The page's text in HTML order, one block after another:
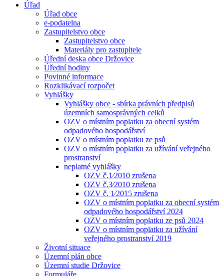
Úřad
Úřad obce
e-podatelna
Zastupitelstvo obce
Zastupitelstvo obce
Materiály pro zastupitele
Úřední deska obce Držovice
Úřední hodiny
Povinné informace
Rozklikávací rozpočet
Vyhlášky
Vyhlášky obce - sbírka právních předpisů
územních samosprávných celků
OZV o místním poplatku za obecní systém
odpadového hospodářství
OZV o místním poplatku ze psů
OZV o místním poplatku za užívání veřejného
prostranství
neplatné vyhlášky
OZV č.1⁄2010 zrušena
OZV č.3⁄2010 zrušena
OZV č. 1⁄2015 zrušena
OZV o místním poplatku za obecní systém
odpadového hospodářství 2024
OZV o místním poplatku ze psů 2024
OZV o místním poplatku za užívání
veřejného prostranství 2019
Životní situace
Územní plán obce
Územní studie Držovice
Formuláře